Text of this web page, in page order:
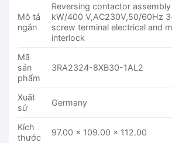
Mô tả
ngắn
Reversing contactor
kW/400 V,AC230V,50/60Hz
screw terminal electrical and
interlock
Mã
sản
phẩm
3RA2324-8XB30-1AL2
Xuất
sứ
Germany
Kích
thước
97.00 x 109.00 x 112.00